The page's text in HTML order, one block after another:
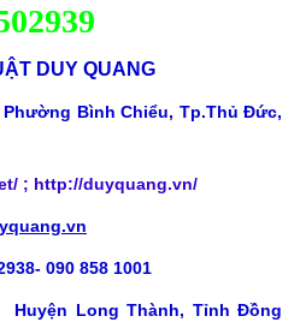
DUY QUANG
Phường Bình Chiểu, Tp.Thủ Đức,
/ ; http://duyquang.vn/
090 858 1001
Huyện Long Thành, Tỉnh Đồng